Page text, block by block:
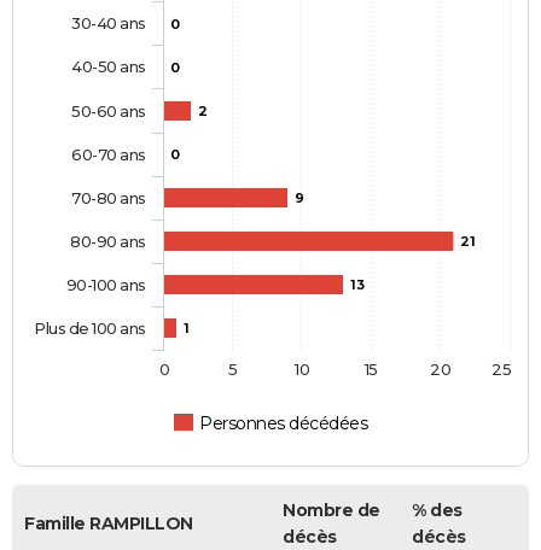
0
0
2
0
9
21
13
1
Personnes décédées
30-40 ans
40-50 ans
50-60 ans
60-70 ans
70-80 ans
80-90 ans
90-100 ans
Plus de 100 ans
0 5 10 15 20 25
Famille RAMPILLON
Nombre de
décès
% des
décès